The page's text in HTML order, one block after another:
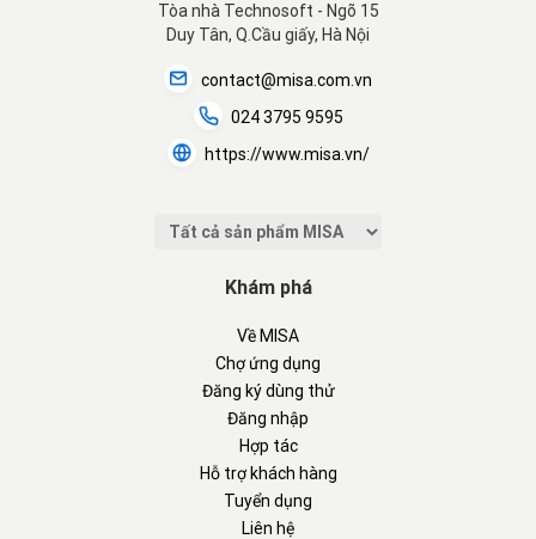
Tòa nhà Technosoft - Ngõ 15
Duy Tân, Q.Cầu giấy, Hà Nội
contact@misa.com.vn
024 3795 9595
https://www.misa.vn/
Khám phá
Về MISA
Chợ ứng dụng
Đăng ký dùng thử
Đăng nhập
Hợp tác
Hỗ trợ khách hàng
Tuyển dụng
Liên hệ